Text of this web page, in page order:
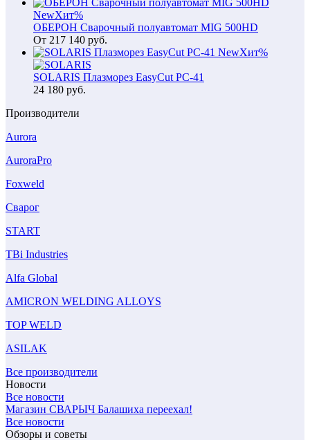
NewХит%
ОБЕРОН Сварочный полуавтомат MIG 500HD
От 217 140 руб.
NewХит%
SOLARIS Плазморез EasyCut PC-41
24 180 руб.
Производители
Aurora
AuroraPro
Foxweld
Сварог
START
TBi Industries
Alfa Global
AMICRON WELDING ALLOYS
TOP WELD
ASILAK
Все производители
Новости
Все новости
Магазин СВАРЫЧ Балашиха переехал!
Все новости
Обзоры и советы